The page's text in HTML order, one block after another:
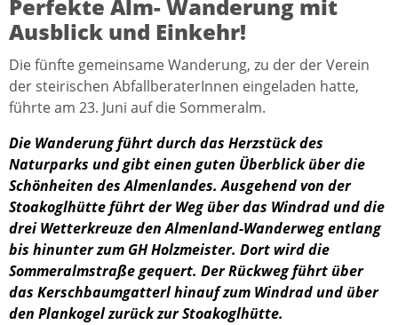
Perfekte Alm- Wanderung mit
Ausblick und Einkehr!
Die fünfte gemeinsame Wanderung, zu der der Verein
der steirischen AbfallberaterInnen eingeladen hatte,
führte am 23. Juni auf die Sommeralm.
Die Wanderung führt durch das Herzstück des
Naturparks und gibt einen guten Überblick über die
Schönheiten des Almenlandes. Ausgehend von der
Stoakoglhütte führt der Weg über das Windrad und die
drei Wetterkreuze den Almenland-Wanderweg entlang
bis hinunter zum GH Holzmeister. Dort wird die
Sommeralmstraße gequert. Der Rückweg führt über
das Kerschbaumgatterl hinauf zum Windrad und über
den Plankogel zurück zur Stoakoglhütte.